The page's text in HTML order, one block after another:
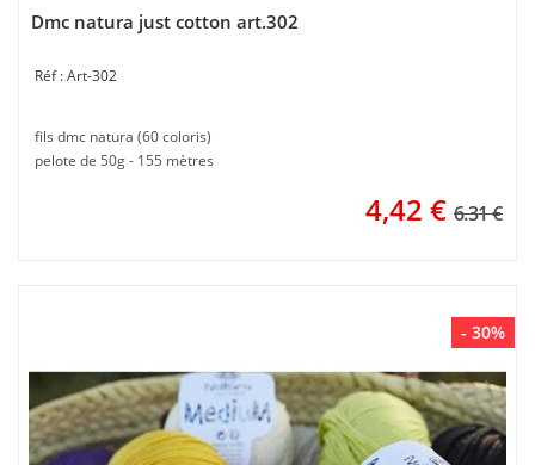
Dmc natura just cotton art.302
Art-302
fils dmc natura (60 coloris)
pelote de 50g - 155 mètres
4,42 € 6.31 €
- 30%